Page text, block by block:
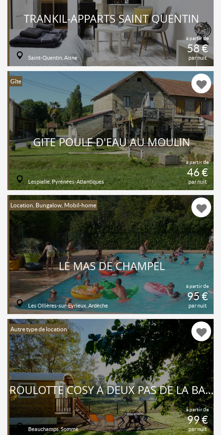
à partir de
58 €
par nuit
TRANKIL-APPARTS SAINT QUENTIN
Saint-Quentin, Aisne
Gîte
à partir de
46 €
par nuit
GITE POULE D'EAU AU MOULIN
Lespielle, Pyrénées-Atlantiques
Location, Bungalow, Mobil-home
à partir de
95 €
par nuit
LE MAS DE CHAMPEL
Les Ollières-sur-Eyrieux, Ardèche
Autre type de location
à partir de
99 €
par nuit
ROULOTTE COSY À DEUX PAS DE LA BAIE DE SOMME
Beauchamps, Somme